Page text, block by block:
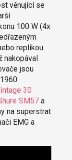
věnující se
100 W (4x
replikou
nakopával
jsou
30
SM57a
na superstrat
EMG a